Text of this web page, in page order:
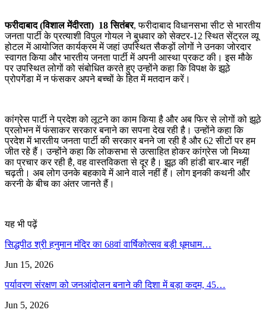
फरीदाबाद (विशाल मेंदीरता) 18 सितंबर, फरीदाबाद विधानसभा सीट से भारतीय
जनता पार्टी के प्रत्याशी विपुल गोयल ने बुधवार को सेक्टर-12 स्थित सेंट्रल व्यू
होटल में आयोजित कार्यक्रम में जहां उपस्थित सैकड़ों लोगों ने उनका जोरदार
स्वागत किया और भारतीय जनता पार्टी में अपनी आस्था प्रकट की। इस मौके
पर उपस्थित लोगों को संबोधित करते हुए उन्होंने कहा कि विपक्ष के झूठे
प्रोपगेंडा में न फंसकर अपने बच्चों के हित में मतदान करें।
कांग्रेस पार्टी ने प्रदेश को लूटने का काम किया है और अब फिर से लोगों को झूठे
प्रलोभन में फंसाकर सरकार बनाने का सपना देख रही है। उन्होंने कहा कि
प्रदेश में भारतीय जनता पार्टी की सरकार बनने जा रही है और 62 सीटों पर हम
जीत रहे हैं। उन्होंने कहा कि लोकसभा से उत्साहित होकर कांग्रेस जो मिथ्या
का प्रचार कर रही है, वह वास्तविकता से दूर है। झूठ की हांडी बार-बार नहीं
चढ़ती। अब लोग उनके बहकावे में आने वाले नहीं हैं। लोग इनकी कथनी और
करनी के बीच का अंतर जानते हैं।
यह भी पढ़ें
सिद्धपीठ श्री हनुमान मंदिर का 68वां वार्षिकोत्सव बड़ी धूमधाम…
Jun 15, 2026
पर्यावरण संरक्षण को जनआंदोलन बनाने की दिशा में बड़ा कदम, 45…
Jun 5, 2026